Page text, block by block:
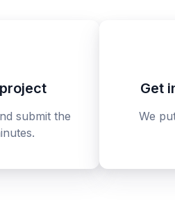
submit the
Get
We